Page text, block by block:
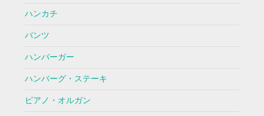
ハンカチ
パンツ
ハンバーガー
ハンバーグ・ステーキ
ピアノ・オルガン